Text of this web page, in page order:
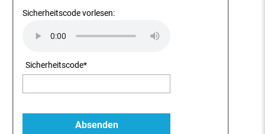
Sicherheitscode vorlesen:
Sicherheitscode*